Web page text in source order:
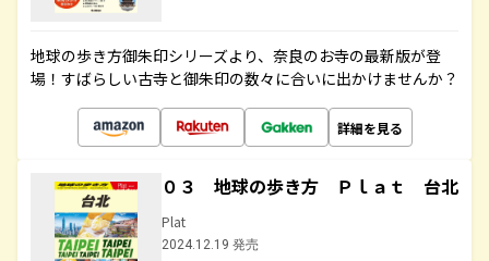
地球の歩き方御朱印シリーズより、奈良のお寺の最新版が登
場！すばらしい古寺と御朱印の数々に合いに出かけませんか？
詳細を見る
０３ 地球の歩き方 Ｐｌａｔ 台北
Plat
2024.12.19 発売